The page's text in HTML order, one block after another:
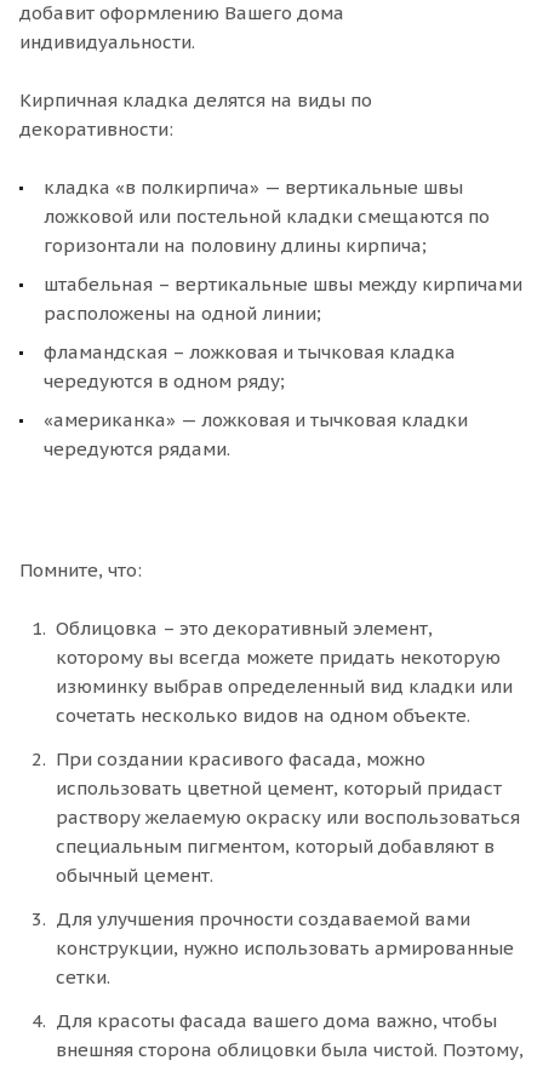
добавит оформлению Вашего дома
индивидуальности.
Кирпичная кладка делятся на виды по
декоративности:
кладка «в полкирпича» — вертикальные швы
ложковой или постельной кладки смещаются по
горизонтали на половину длины кирпича;
штабельная – вертикальные швы между кирпичами
расположены на одной линии;
фламандская – ложковая и тычковая кладка
чередуются в одном ряду;
«американка» — ложковая и тычковая кладки
чередуются рядами.
Помните, что:
Облицовка – это декоративный элемент,
которому вы всегда можете придать некоторую
изюминку выбрав определенный вид кладки или
сочетать несколько видов на одном объекте.
При создании красивого фасада, можно
использовать цветной цемент, который придаст
раствору желаемую окраску или воспользоваться
специальным пигментом, который добавляют в
обычный цемент.
Для улучшения прочности создаваемой вами
конструкции, нужно использовать армированные
сетки.
Для красоты фасада вашего дома важно, чтобы
внешняя сторона облицовки была чистой. Поэтому,